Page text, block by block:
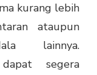
kurang lebih
ataupun
lainnya.
segera